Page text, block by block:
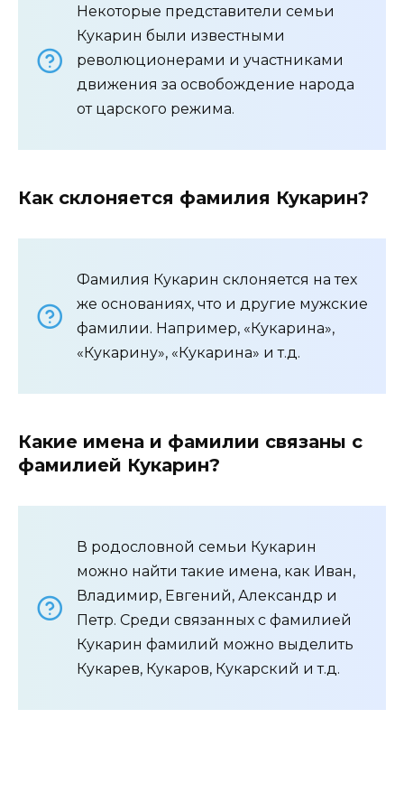
Некоторые представители семьи
Кукарин были известными
революционерами и участниками
движения за освобождение народа
от царского режима.
Как склоняется фамилия Кукарин?
Фамилия Кукарин склоняется на тех
же основаниях, что и другие мужские
фамилии. Например, «Кукарина»,
«Кукарину», «Кукарина» и т.д.
Какие имена и фамилии связаны с
фамилией Кукарин?
В родословной семьи Кукарин
можно найти такие имена, как Иван,
Владимир, Евгений, Александр и
Петр. Среди связанных с фамилией
Кукарин фамилий можно выделить
Кукарев, Кукаров, Кукарский и т.д.